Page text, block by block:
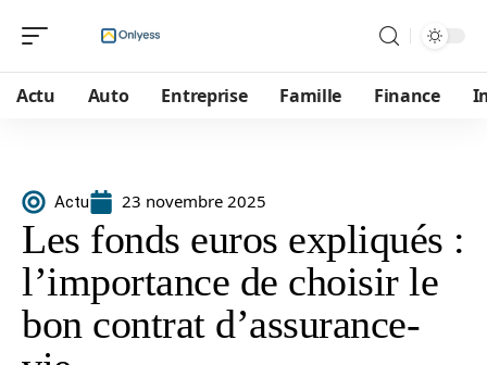
Actu Auto Entreprise Famille Finance
Actu 23 novembre 2025
Les fonds euros expliqués :
l’importance de choisir le
bon contrat d’assurance-